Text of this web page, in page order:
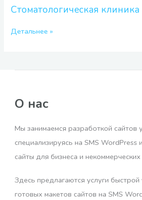
Стоматологическая клиника
Детальнее »
О нас
Мы занимаемся разработкой сайтов
специализируясь на SMS
сайты для бизнеса и
Здесь предлагаются услуги быстрой
готовых макетов сайтов на SMS